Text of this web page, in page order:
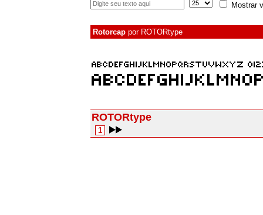
Mostrar
Rotorcap por ROTORtype
ROTORtype
1